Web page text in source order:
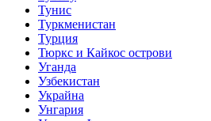
Тунис
Туркменистан
Турция
Тюркс и Кайкос острови
Уганда
Узбекистан
Украйна
Унгария